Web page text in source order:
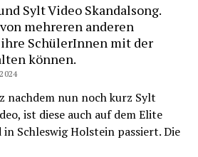
Sylt Video Skandalsong.
mehreren anderen
SchülerInnen mit der
können.
nachdem nun noch kurz Sylt
ist diese auch auf dem Elite
Schleswig Holstein passiert. Die